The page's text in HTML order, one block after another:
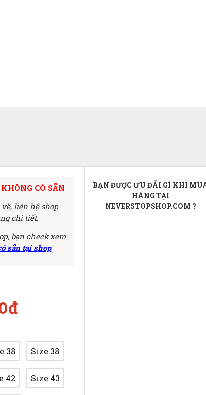
38 Size 38
42 Size 43
CÓ SẴN
về,liên hệ shop
chi tiết.
bạn check xem
sẵn tại shop
BẠN ĐƯỢC ƯU ĐÃI GÌ KHI
HÀNG TẠI
NEVERSTOPSHOP.COM ?